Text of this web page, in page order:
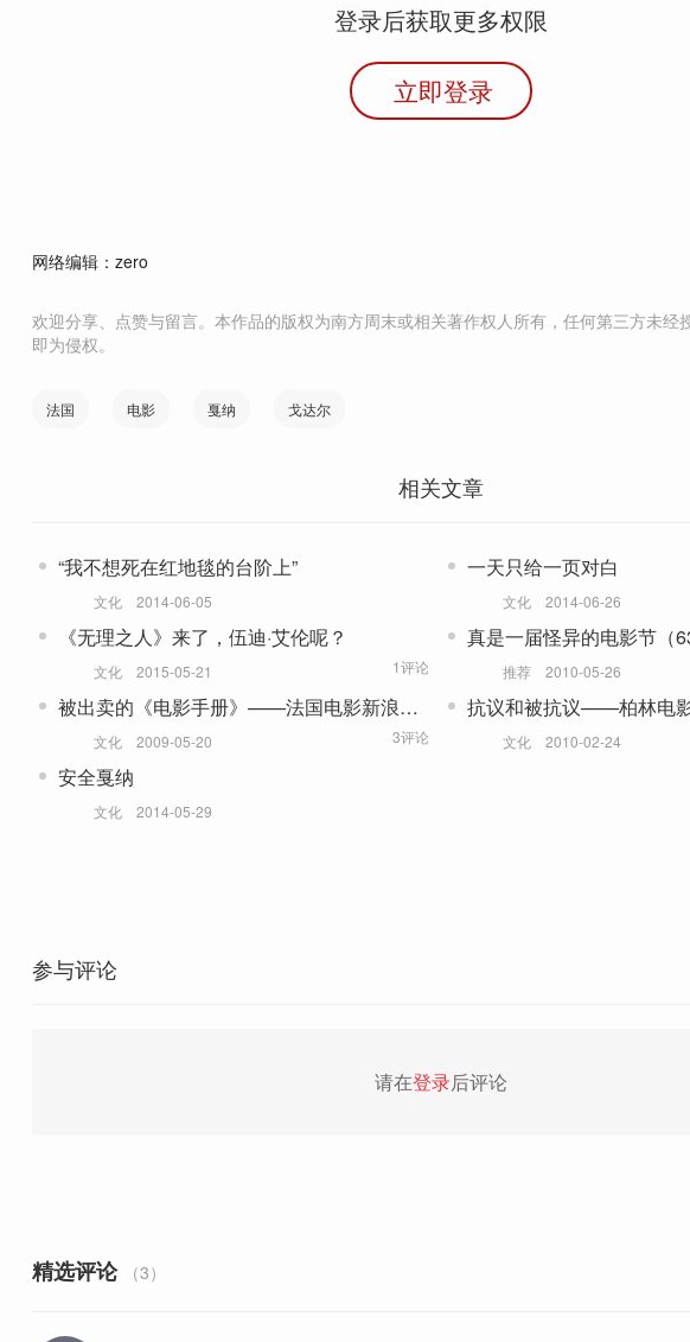
登录后获取更多权限
立即登录
网络编辑：zero
欢迎分享、点赞与留言。本作品的版权为南方周末或相关著作权人所有，任何第三方未经
即为侵权。
法国 电影 戛纳 戈达尔
相关文章
“我不想死在红地毯的台阶上”
文化 2014-06-05
一天只给一页对白
文化 2014-06-26
《无理之人》来了，伍迪·艾伦呢？
文化 2015-05-21 1评论
真是一届怪异的电影节（
推荐 2010-05-26
被出卖的《电影手册》——法国电影新浪潮
50年文化 2009-05-20 3评论
抗议和被抗议——柏林电
文化 2010-02-24
安全戛纳
文化 2014-05-29
参与评论
请在登录后评论
精选评论 （3）